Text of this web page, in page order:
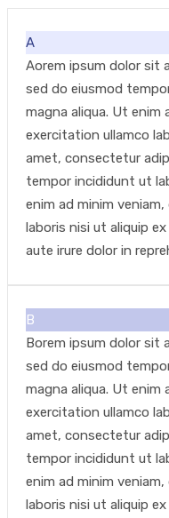
A
Aorem ipsum dolor sit
sed do eiusmod
magna aliqua. Ut enim
exercitation ullamco
amet, consectetur
tempor incididunt ut
enim ad minim
laboris nisi ut aliquip
aute irure dolor in
B
Borem ipsum dolor sit
sed do eiusmod
magna aliqua. Ut enim
exercitation ullamco
amet, consectetur
tempor incididunt ut
enim ad minim
laboris nisi ut aliquip